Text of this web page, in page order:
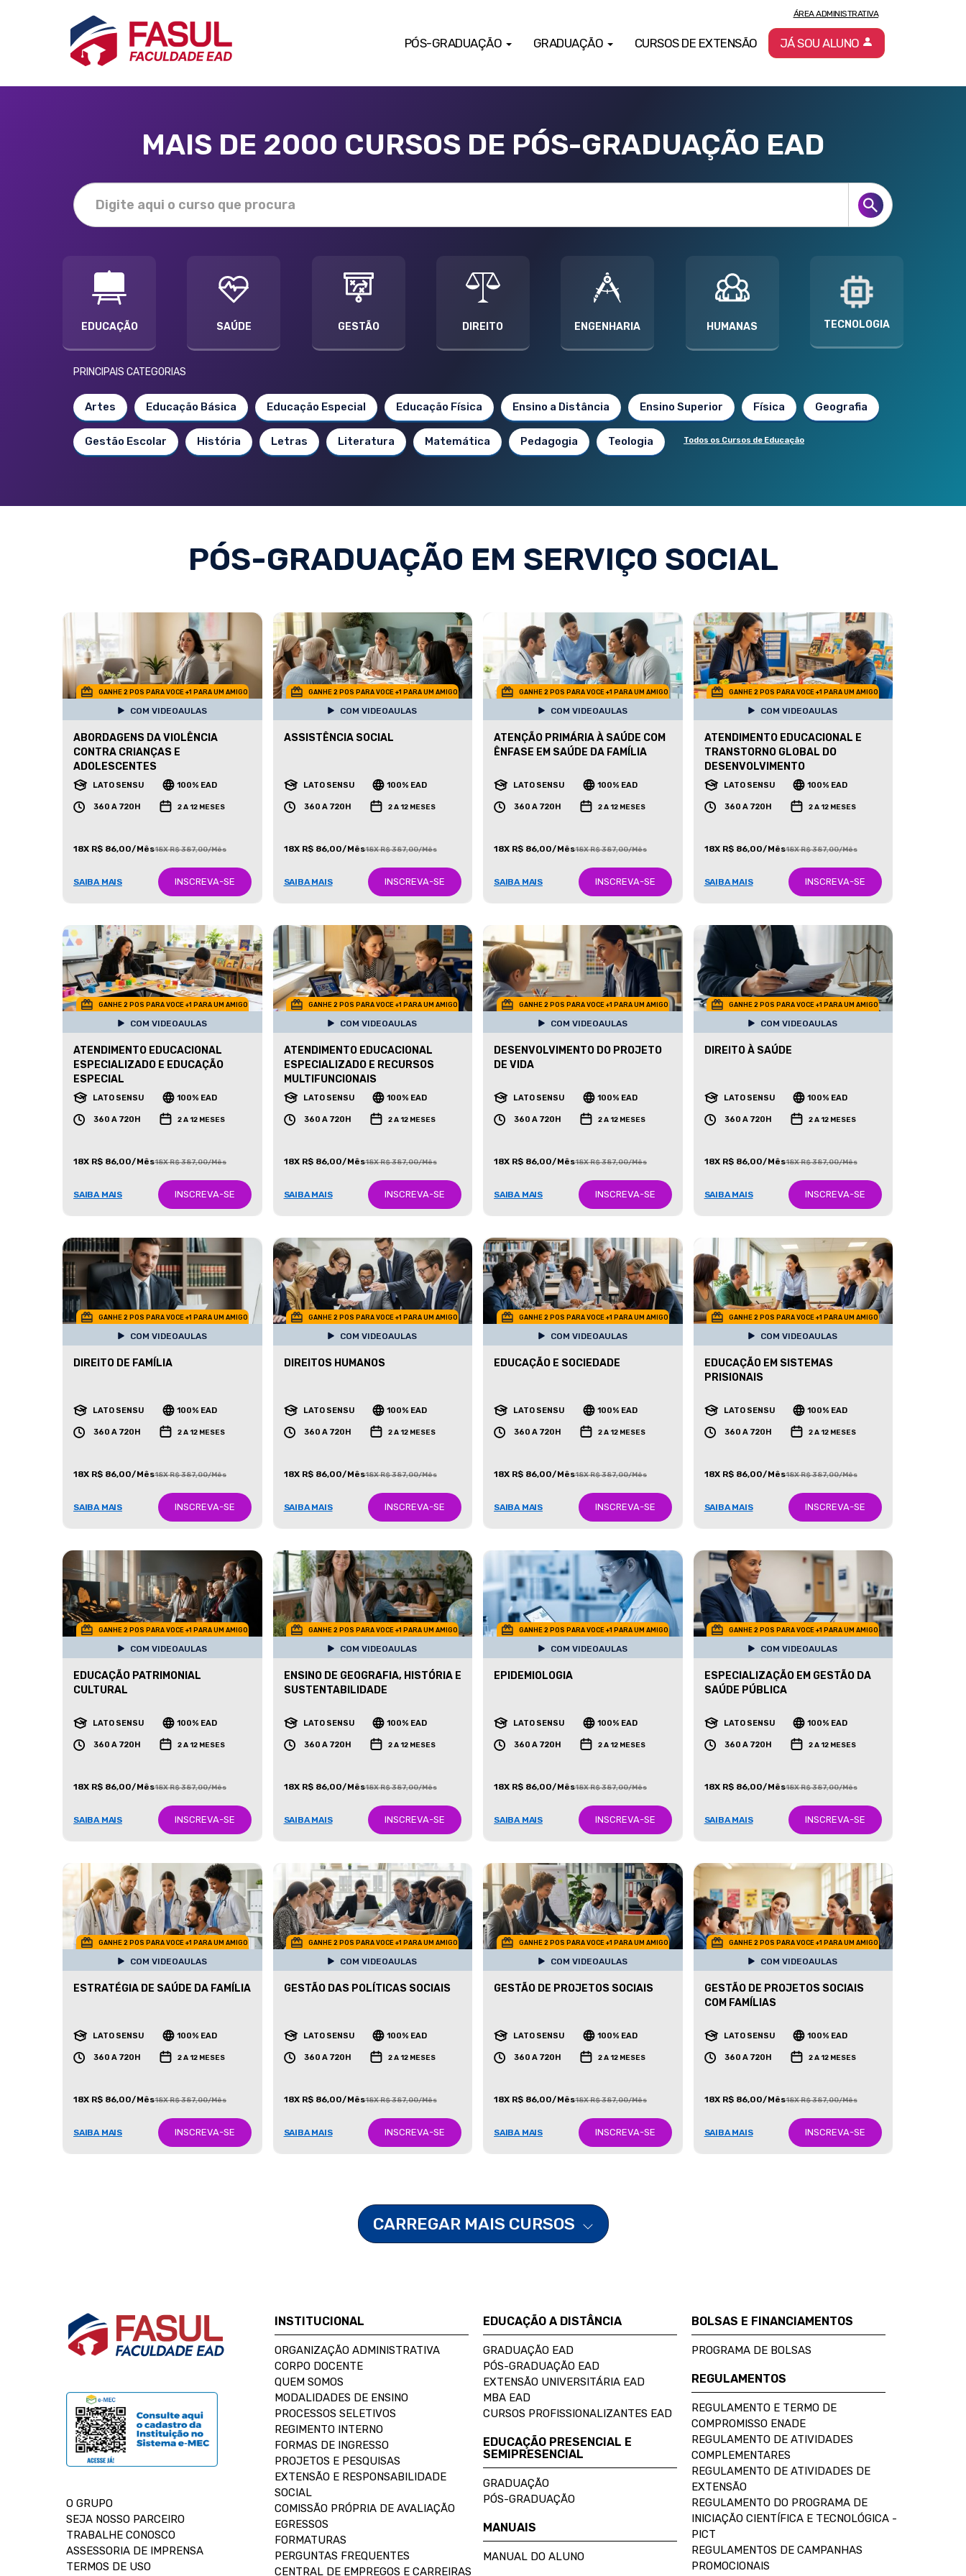
PÓS-GRADUAÇÃO GRADUAÇÃO CURSOS DE EXTENSÃO
ÁREA ADMINISTRATIVA
JÁ SOU ALUNO
MAIS DE 2000 CURSOS DE PÓS-GRADUAÇÃO EAD
EDUCAÇÃO SAÚDE GESTÃO DIREITO ENGENHARIA HUMANAS TECNOLOGIA
PRINCIPAIS CATEGORIAS
Artes Educação Básica Educação Especial Educação Física Ensino a Distância Ensino Superior Física Geografia
Gestão Escolar História Letras Literatura Matemática Pedagogia Teologia Todos os Cursos de Educação
PÓS-GRADUAÇÃO EM SERVIÇO SOCIAL
GANHE 2 POS PARA VOCE +1 PARA UM AMIGO
COM VIDEOAULAS
ABORDAGENS DA VIOLÊNCIA
CONTRA CRIANÇAS E
ADOLESCENTES
LATO SENSU 100% EAD
360 A 720H 2 A 12 MESES
18X R$ 86,00/Mês18X R$ 387,00/Mês
SAIBA MAIS INSCREVA-SE
GANHE 2 POS PARA VOCE +1 PARA UM AMIGO
COM VIDEOAULAS
ASSISTÊNCIA SOCIAL
LATO SENSU 100% EAD
360 A 720H 2 A 12 MESES
18X R$ 86,00/Mês18X R$ 387,00/Mês
SAIBA MAIS INSCREVA-SE
GANHE 2 POS PARA VOCE +1 PARA UM AMIGO
COM VIDEOAULAS
ATENÇÃO PRIMÁRIA À SAÚDE COM
ÊNFASE EM SAÚDE DA FAMÍLIA
LATO SENSU 100% EAD
360 A 720H 2 A 12 MESES
18X R$ 86,00/Mês18X R$ 387,00/Mês
SAIBA MAIS INSCREVA-SE
GANHE 2 POS PARA VOCE +1 PARA UM AMIGO
COM VIDEOAULAS
ATENDIMENTO EDUCACIONAL E
TRANSTORNO GLOBAL DO
DESENVOLVIMENTO
LATO SENSU 100% EAD
360 A 720H 2 A 12 MESES
18X R$ 86,00/Mês18X R$ 387,00/Mês
SAIBA MAIS INSCREVA-SE
GANHE 2 POS PARA VOCE +1 PARA UM AMIGO
COM VIDEOAULAS
ATENDIMENTO EDUCACIONAL
ESPECIALIZADO E EDUCAÇÃO
ESPECIAL
LATO SENSU 100% EAD
360 A 720H 2 A 12 MESES
18X R$ 86,00/Mês18X R$ 387,00/Mês
SAIBA MAIS INSCREVA-SE
GANHE 2 POS PARA VOCE +1 PARA UM AMIGO
COM VIDEOAULAS
ATENDIMENTO EDUCACIONAL
ESPECIALIZADO E RECURSOS
MULTIFUNCIONAIS
LATO SENSU 100% EAD
360 A 720H 2 A 12 MESES
18X R$ 86,00/Mês18X R$ 387,00/Mês
SAIBA MAIS INSCREVA-SE
GANHE 2 POS PARA VOCE +1 PARA UM AMIGO
COM VIDEOAULAS
DESENVOLVIMENTO DO PROJETO
DE VIDA
LATO SENSU 100% EAD
360 A 720H 2 A 12 MESES
18X R$ 86,00/Mês18X R$ 387,00/Mês
SAIBA MAIS INSCREVA-SE
GANHE 2 POS PARA VOCE +1 PARA UM AMIGO
COM VIDEOAULAS
DIREITO À SAÚDE
LATO SENSU 100% EAD
360 A 720H 2 A 12 MESES
18X R$ 86,00/Mês18X R$ 387,00/Mês
SAIBA MAIS INSCREVA-SE
GANHE 2 POS PARA VOCE +1 PARA UM AMIGO
COM VIDEOAULAS
DIREITO DE FAMÍLIA
LATO SENSU 100% EAD
360 A 720H 2 A 12 MESES
18X R$ 86,00/Mês18X R$ 387,00/Mês
SAIBA MAIS INSCREVA-SE
GANHE 2 POS PARA VOCE +1 PARA UM AMIGO
COM VIDEOAULAS
DIREITOS HUMANOS
LATO SENSU 100% EAD
360 A 720H 2 A 12 MESES
18X R$ 86,00/Mês18X R$ 387,00/Mês
SAIBA MAIS INSCREVA-SE
GANHE 2 POS PARA VOCE +1 PARA UM AMIGO
COM VIDEOAULAS
EDUCAÇÃO E SOCIEDADE
LATO SENSU 100% EAD
360 A 720H 2 A 12 MESES
18X R$ 86,00/Mês18X R$ 387,00/Mês
SAIBA MAIS INSCREVA-SE
GANHE 2 POS PARA VOCE +1 PARA UM AMIGO
COM VIDEOAULAS
EDUCAÇÃO EM SISTEMAS
PRISIONAIS
LATO SENSU 100% EAD
360 A 720H 2 A 12 MESES
18X R$ 86,00/Mês18X R$ 387,00/Mês
SAIBA MAIS INSCREVA-SE
GANHE 2 POS PARA VOCE +1 PARA UM AMIGO
COM VIDEOAULAS
EDUCAÇÃO PATRIMONIAL
CULTURAL
LATO SENSU 100% EAD
360 A 720H 2 A 12 MESES
18X R$ 86,00/Mês18X R$ 387,00/Mês
SAIBA MAIS INSCREVA-SE
GANHE 2 POS PARA VOCE +1 PARA UM AMIGO
COM VIDEOAULAS
ENSINO DE GEOGRAFIA, HISTÓRIA E
SUSTENTABILIDADE
LATO SENSU 100% EAD
360 A 720H 2 A 12 MESES
18X R$ 86,00/Mês18X R$ 387,00/Mês
SAIBA MAIS INSCREVA-SE
GANHE 2 POS PARA VOCE +1 PARA UM AMIGO
COM VIDEOAULAS
EPIDEMIOLOGIA
LATO SENSU 100% EAD
360 A 720H 2 A 12 MESES
18X R$ 86,00/Mês18X R$ 387,00/Mês
SAIBA MAIS INSCREVA-SE
GANHE 2 POS PARA VOCE +1 PARA UM AMIGO
COM VIDEOAULAS
ESPECIALIZAÇÃO EM GESTÃO DA
SAÚDE PÚBLICA
LATO SENSU 100% EAD
360 A 720H 2 A 12 MESES
18X R$ 86,00/Mês18X R$ 387,00/Mês
SAIBA MAIS INSCREVA-SE
GANHE 2 POS PARA VOCE +1 PARA UM AMIGO
COM VIDEOAULAS
ESTRATÉGIA DE SAÚDE DA FAMÍLIA
LATO SENSU 100% EAD
360 A 720H 2 A 12 MESES
18X R$ 86,00/Mês18X R$ 387,00/Mês
SAIBA MAIS INSCREVA-SE
GANHE 2 POS PARA VOCE +1 PARA UM AMIGO
COM VIDEOAULAS
GESTÃO DAS POLÍTICAS SOCIAIS
LATO SENSU 100% EAD
360 A 720H 2 A 12 MESES
18X R$ 86,00/Mês18X R$ 387,00/Mês
SAIBA MAIS INSCREVA-SE
GANHE 2 POS PARA VOCE +1 PARA UM AMIGO
COM VIDEOAULAS
GESTÃO DE PROJETOS SOCIAIS
LATO SENSU 100% EAD
360 A 720H 2 A 12 MESES
18X R$ 86,00/Mês18X R$ 387,00/Mês
SAIBA MAIS INSCREVA-SE
GANHE 2 POS PARA VOCE +1 PARA UM AMIGO
COM VIDEOAULAS
GESTÃO DE PROJETOS SOCIAIS
COM FAMÍLIAS
LATO SENSU 100% EAD
360 A 720H 2 A 12 MESES
18X R$ 86,00/Mês18X R$ 387,00/Mês
SAIBA MAIS INSCREVA-SE
CARREGAR MAIS CURSOS
O GRUPO
SEJA NOSSO PARCEIRO
TRABALHE CONOSCO
ASSESSORIA DE IMPRENSA
TERMOS DE USO
INSTITUCIONAL
ORGANIZAÇÃO ADMINISTRATIVA
CORPO DOCENTE
QUEM SOMOS
MODALIDADES DE ENSINO
PROCESSOS SELETIVOS
REGIMENTO INTERNO
FORMAS DE INGRESSO
PROJETOS E PESQUISAS
EXTENSÃO E RESPONSABILIDADE
SOCIAL
COMISSÃO PRÓPRIA DE AVALIAÇÃO
EGRESSOS
FORMATURAS
PERGUNTAS FREQUENTES
CENTRAL DE EMPREGOS E CARREIRAS
EDUCAÇÃO A DISTÂNCIA
GRADUAÇÃO EAD
PÓS-GRADUAÇÃO EAD
EXTENSÃO UNIVERSITÁRIA EAD
MBA EAD
CURSOS PROFISSIONALIZANTES EAD
EDUCAÇÃO PRESENCIAL E
SEMIPRESENCIAL
GRADUAÇÃO
PÓS-GRADUAÇÃO
MANUAIS
MANUAL DO ALUNO
BOLSAS E FINANCIAMENTOS
PROGRAMA DE BOLSAS
REGULAMENTOS
REGULAMENTO E TERMO DE
COMPROMISSO ENADE
REGULAMENTO DE ATIVIDADES
COMPLEMENTARES
REGULAMENTO DE ATIVIDADES DE
EXTENSÃO
REGULAMENTO DO PROGRAMA DE
INICIAÇÃO CIENTÍFICA E TECNOLÓGICA -
PICT
REGULAMENTOS DE CAMPANHAS
PROMOCIONAIS